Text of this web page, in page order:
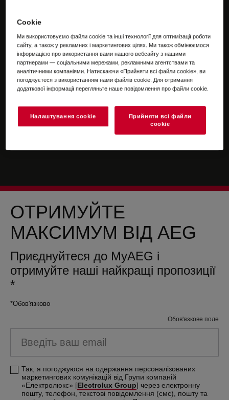
Щоб отримати інформацію про те, як ми
обробляємо ваші персональні дані, перегляньте
нашу сторінку прозахист даних.
ОТРИМУЙТЕ
МАКСИМУМ ВІД AEG
Приєднуйтеся до MyAEG і
отримуйте наші найкращі пропозиції
*
*Обов'язково
Обов'язкове поле
Так, я погоджуюся на одержання персоналізованих
маркетингових комунікацій від Групи компаній
«Електролюкс» [Electrolux Group] через електронну
пошту, телефон, текстові повідомлення (смс), пошту та
Cookie
Ми використовуємо файли cookie та інші технології для оптимізації роботи
сайту, а також у рекламних і маркетингових цілях. Ми також обмінюємося
інформацією про використання вами нашого вебсайту з нашими
партнерами — соціальними мережами, рекламними агентствами та
аналітичними компаніями. Натискаючи «Прийняти всі файли сookie», ви
погоджуєтеся з використанням нами файлів cookie. Для отримання
додаткової інформації перегляньте наше повідомлення про файли сookie.
Налаштування cookie
Прийняти всі файли
сookie